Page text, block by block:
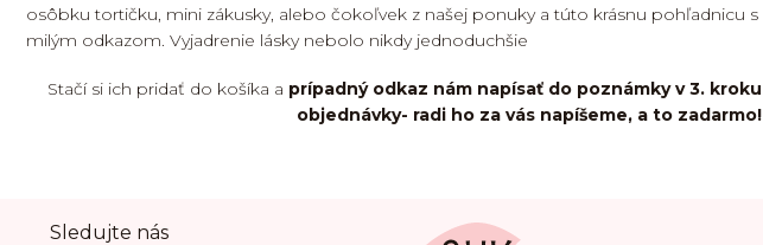
osôbku tortičku, mini zákusky, alebo čokoľvek z našej ponuky a túto krásnu pohľadnicu s
milým odkazom. Vyjadrenie lásky nebolo nikdy jednoduchšie
Stačí si ich pridať do košíka a prípadný odkaz nám napísať do poznámky v 3. kroku
objednávky- radi ho za vás napíšeme, a to zadarmo!
Sledujte nás